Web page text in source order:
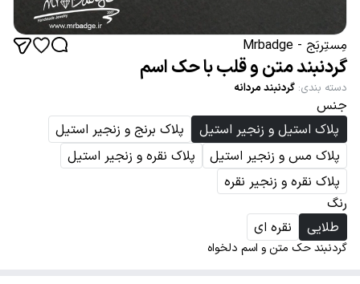
مِستِربَج - Mrbadge
گردنبند متن و قلب با حک اسم
دسته بندی: گردنبند مردانه
جنس
پلاک استیل و زنجیر استیل
پلاک برنج و زنجیر استیل
پلاک مس و زنجیر استیل
پلاک نقره و زنجیر استیل
پلاک نقره و زنجیر نقره
رنگ
طلایی
نقره ای
گردنبند حک متن و اسم دلخواه